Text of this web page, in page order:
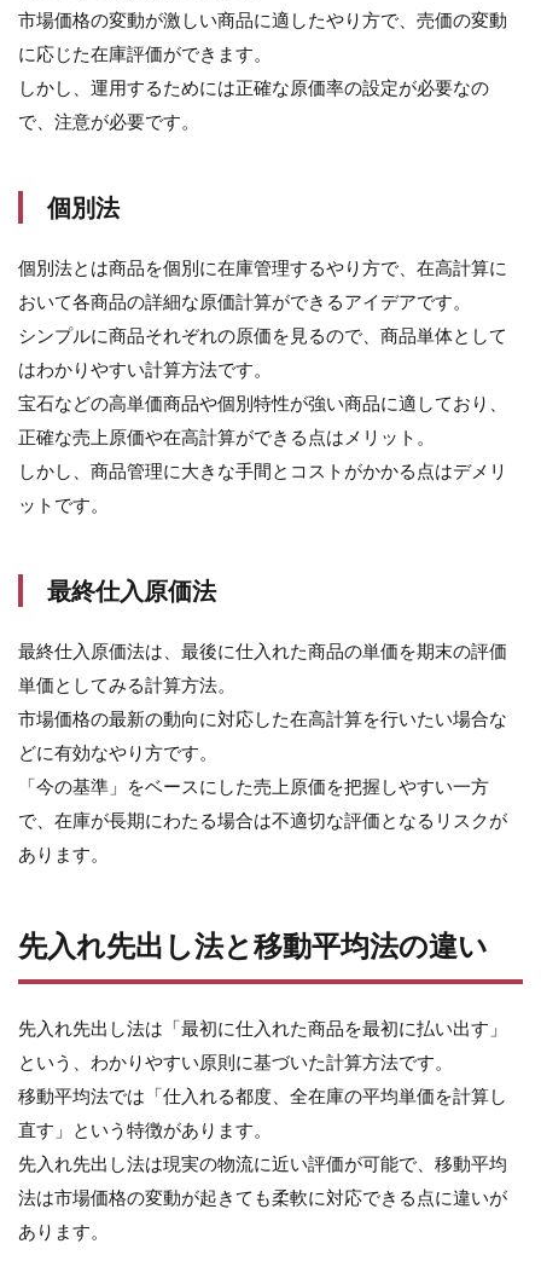
移
動
平
均
に
計
算
法
例
6.1
条件
6.2
先入
れ先
法
移動
平均
7
売
上
価
の
め
方
と
め
市場価格の変動が激しい商品に適したやり方で、売価の変動
に応じた在庫評価ができます。
しかし、運用するためには正確な原価率の設定が必要なの
で、注意が必要です。
個別法
個別法とは商品を個別に在庫管理するやり方で、在高計算に
おいて各商品の詳細な原価計算ができるアイデアです。
シンプルに商品それぞれの原価を見るので、商品単体として
はわかりやすい計算方法です。
宝石などの高単価商品や個別特性が強い商品に適しており、
正確な売上原価や在高計算ができる点はメリット。
しかし、商品管理に大きな手間とコストがかかる点はデメリ
ットです。
最終仕入原価法
最終仕入原価法は、最後に仕入れた商品の単価を期末の評価
単価としてみる計算方法。
市場価格の最新の動向に対応した在高計算を行いたい場合な
どに有効なやり方です。
「今の基準」をベースにした売上原価を把握しやすい一方
で、在庫が長期にわたる場合は不適切な評価となるリスクが
あります。
先入れ先出し法と移動平均法の違い
先入れ先出し法は「最初に仕入れた商品を最初に払い出す」
という、わかりやすい原則に基づいた計算方法です。
移動平均法では「仕入れる都度、全在庫の平均単価を計算し
直す」という特徴があります。
先入れ先出し法は現実の物流に近い評価が可能で、移動平均
法は市場価格の変動が起きても柔軟に対応できる点に違いが
あります。